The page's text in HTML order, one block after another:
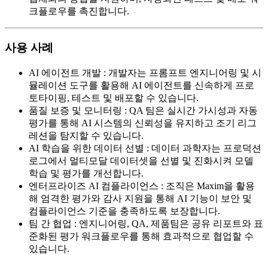
크플로우를 촉진합니다.
사용 사례
AI 에이전트 개발 : 개발자는 프롬프트 엔지니어링 및 시
뮬레이션 도구를 활용해 AI 에이전트를 신속하게 프로
토타이핑, 테스트 및 배포할 수 있습니다.
품질 보증 및 모니터링 : QA 팀은 실시간 가시성과 자동
평가를 통해 AI 시스템의 신뢰성을 유지하고 조기 리그
레션을 탐지할 수 있습니다.
AI 학습을 위한 데이터 선별 : 데이터 과학자는 프로덕션
로그에서 멀티모달 데이터셋을 선별 및 진화시켜 모델
학습 및 평가를 개선합니다.
엔터프라이즈 AI 컴플라이언스 : 조직은 Maxim을 활용
해 엄격한 평가와 감사 지원을 통해 AI 기능이 보안 및
컴플라이언스 기준을 충족하도록 보장합니다.
팀 간 협업 : 엔지니어링, QA, 제품팀은 공유 리포트와 표
준화된 평가 워크플로우를 통해 효과적으로 협업할 수
있습니다.